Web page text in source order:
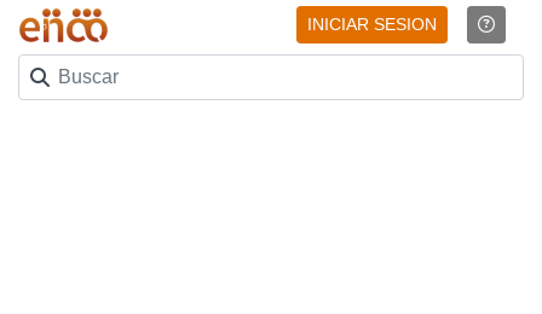
INICIAR SESION